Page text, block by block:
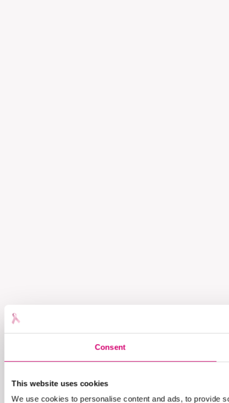
Consent
This website uses cookies
We use cookies to personalise content and ads, to provide